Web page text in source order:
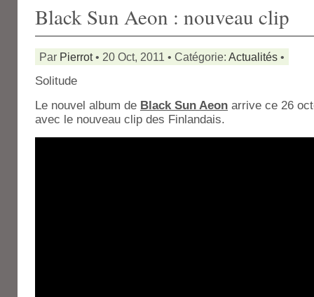
Black Sun Aeon : nouveau clip
Par Pierrot• 20 Oct, 2011 • Catégorie: Actualités •
Solitude
Le nouvel album de Black Sun Aeon arrive ce 26
avec le nouveau clip des Finlandais.